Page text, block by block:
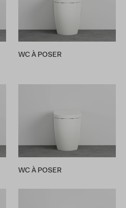
WC À POSER
WC À POSER